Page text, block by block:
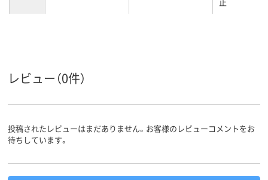
レビュー（0件）
投稿されたレビューはまだありません。お客様のレビューコメントをお
待ちしています。